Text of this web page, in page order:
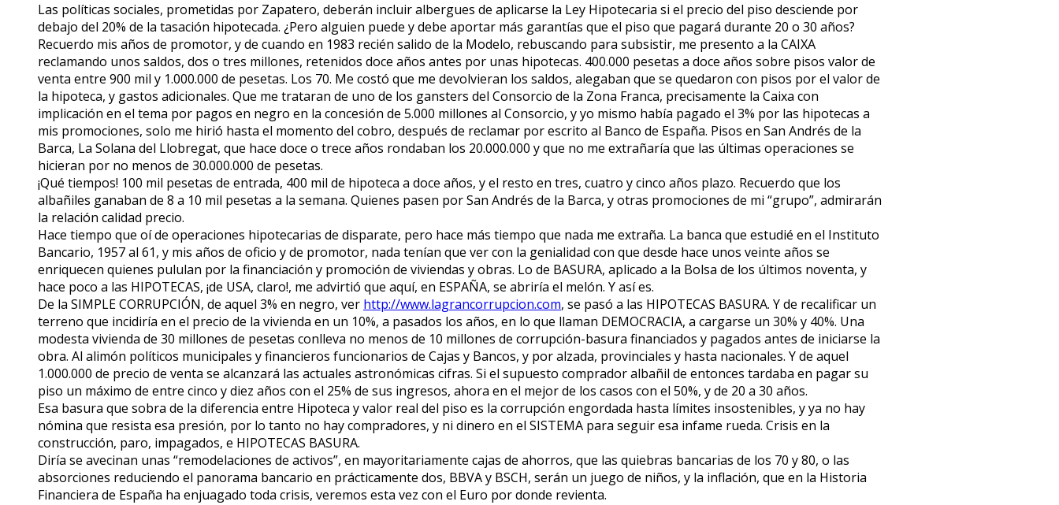
Las políticas sociales, prometidas por Zapatero, deberán incluir albergues de aplicarse la Ley Hipotecaria si el precio del piso desciende por
debajo del 20% de la tasación hipotecada. ¿Pero alguien puede y debe aportar más garantías que el piso que pagará durante 20 o 30 años?
Recuerdo mis años de promotor, y de cuando en 1983 recién salido de la Modelo, rebuscando para subsistir, me presento a la CAIXA
reclamando unos saldos, dos o tres millones, retenidos doce años antes por unas hipotecas. 400.000 pesetas a doce años sobre pisos valor de
venta entre 900 mil y 1.000.000 de pesetas. Los 70. Me costó que me devolvieran los saldos, alegaban que se quedaron con pisos por el valor de
la hipoteca, y gastos adicionales. Que me trataran de uno de los gansters del Consorcio de la Zona Franca, precisamente la Caixa con
implicación en el tema por pagos en negro en la concesión de 5.000 millones al Consorcio, y yo mismo había pagado el 3% por las hipotecas a
mis promociones, solo me hirió hasta el momento del cobro, después de reclamar por escrito al Banco de España. Pisos en San Andrés de la
Barca, La Solana del Llobregat, que hace doce o trece años rondaban los 20.000.000 y que no me extrañaría que las últimas operaciones se
hicieran por no menos de 30.000.000 de pesetas.
¡Qué tiempos! 100 mil pesetas de entrada, 400 mil de hipoteca a doce años, y el resto en tres, cuatro y cinco años plazo. Recuerdo que los
albañiles ganaban de 8 a 10 mil pesetas a la semana. Quienes pasen por San Andrés de la Barca, y otras promociones de mi “grupo”, admirarán
la relación calidad precio.
Hace tiempo que oí de operaciones hipotecarias de disparate, pero hace más tiempo que nada me extraña. La banca que estudié en el Instituto
Bancario, 1957 al 61, y mis años de oficio y de promotor, nada tenían que ver con la genialidad con que desde hace unos veinte años se
enriquecen quienes pululan por la financiación y promoción de viviendas y obras. Lo de BASURA, aplicado a la Bolsa de los últimos noventa, y
hace poco a las HIPOTECAS, ¡de USA, claro!, me advirtió que aquí, en ESPAÑA, se abriría el melón. Y así es.
De la SIMPLE CORRUPCIÓN, de aquel 3% en negro, ver http://www.lagrancorrupcion.com, se pasó a las HIPOTECAS BASURA. Y de recalificar un
terreno que incidiría en el precio de la vivienda en un 10%, a pasados los años, en lo que llaman DEMOCRACIA, a cargarse un 30% y 40%. Una
modesta vivienda de 30 millones de pesetas conlleva no menos de 10 millones de corrupción-basura financiados y pagados antes de iniciarse la
obra. Al alimón políticos municipales y financieros funcionarios de Cajas y Bancos, y por alzada, provinciales y hasta nacionales. Y de aquel
1.000.000 de precio de venta se alcanzará las actuales astronómicas cifras. Si el supuesto comprador albañil de entonces tardaba en pagar su
piso un máximo de entre cinco y diez años con el 25% de sus ingresos, ahora en el mejor de los casos con el 50%, y de 20 a 30 años.
Esa basura que sobra de la diferencia entre Hipoteca y valor real del piso es la corrupción engordada hasta límites insostenibles, y ya no hay
nómina que resista esa presión, por lo tanto no hay compradores, y ni dinero en el SISTEMA para seguir esa infame rueda. Crisis en la
construcción, paro, impagados, e HIPOTECAS BASURA.
Diría se avecinan unas “remodelaciones de activos”, en mayoritariamente cajas de ahorros, que las quiebras bancarias de los 70 y 80, o las
absorciones reduciendo el panorama bancario en prácticamente dos, BBVA y BSCH, serán un juego de niños, y la inflación, que en la Historia
Financiera de España ha enjuagado toda crisis, veremos esta vez con el Euro por donde revienta.